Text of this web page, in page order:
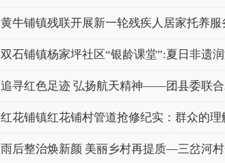
黄牛铺镇残联开展新一轮残疾人居家托养服
双石铺镇杨家坪社区“银龄课堂”:夏日非遗
追寻红色足迹 弘扬航天精神——团县委联
红花铺镇红花铺村管道抢修纪实：群众的
雨后整治焕新颜 美丽乡村再提质—三岔河